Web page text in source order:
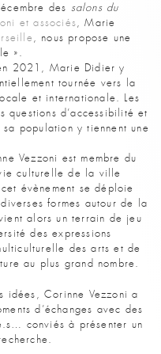
des salons du
et associés, Marie
, nous propose une
».
2021, Marie Didier y
tournée vers la
et internationale. Les
d’accessibilité et
population y tiennent une
Vezzoni est membre du
culturelle de la ville
évènement se déploie
formes autour de la
alors un terrain de jeu
des expressions
des arts et de
au plus grand nombre.
idées, Corinne Vezzoni a
d’échanges avec des
conviés à présenter un